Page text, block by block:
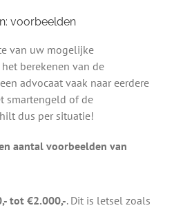
voorbeelden
van uw mogelijke
berekenen van de
advocaat vaak naar eerdere
smartengeld of de
dus per situatie!
aantal voorbeelden van
tot €2.000,-. Dit is letsel zoals